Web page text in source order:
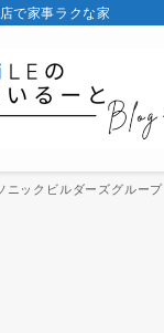
で家事ラクな家
ニックビルダーズグループ